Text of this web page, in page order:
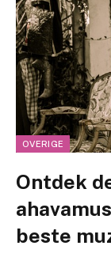
OVERIGE
Ontdek
beste